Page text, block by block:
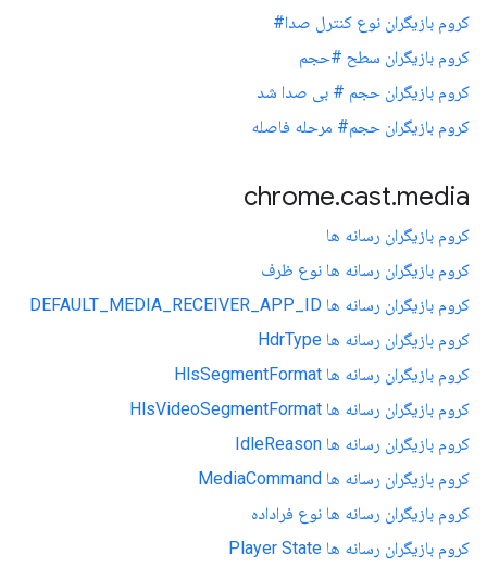
کروم بازیگران نوع کنترل صدا#
کروم بازیگران سطح #حجم
کروم بازیگران حجم # بی صدا شد
کروم بازیگران حجم# مرحله فاصله
chrome.cast.media
کروم بازیگران رسانه ها
کروم بازیگران رسانه ها نوع ظرف
کروم بازیگران رسانه ها DEFAULT_MEDIA_RECEIVER_APP_ID
کروم بازیگران رسانه ها HdrType
کروم بازیگران رسانه ها HlsSegmentFormat
کروم بازیگران رسانه ها HlsVideoSegmentFormat
کروم بازیگران رسانه ها IdleReason
کروم بازیگران رسانه ها MediaCommand
کروم بازیگران رسانه ها نوع فراداده
کروم بازیگران رسانه ها Player State